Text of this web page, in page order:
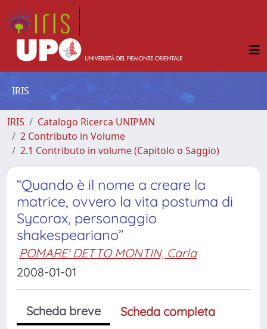
IRIS
IRIS
Catalogo Ricerca UNIPMN
2 Contributo in Volume
2.1 Contributo in volume (Capitolo o Saggio)
“Quando è il nome a creare la
matrice, ovvero la vita postuma di
Sycorax, personaggio
shakespeariano”
POMARE' DETTO MONTIN, Carla
2008-01-01
Scheda breve
Scheda completa